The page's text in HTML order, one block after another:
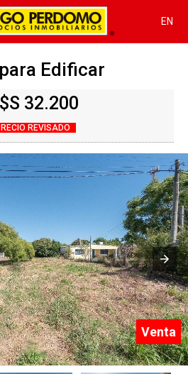
EN
Edificar
32.200
REVISADO
Venta